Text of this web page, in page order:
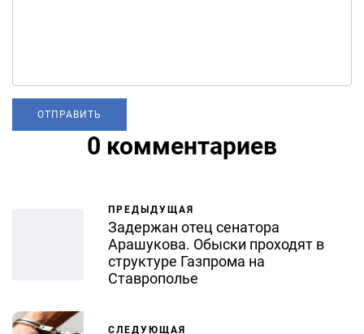
0 комментариев
ПРЕДЫДУЩАЯ
Задержан отец сенатора
Арашукова. Обыски проходят в
структуре Газпрома на
Ставрополье
СЛЕДУЮЩАЯ